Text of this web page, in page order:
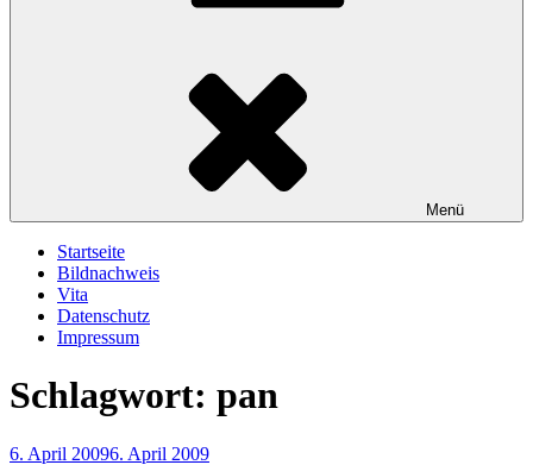
Menü
Startseite
Bildnachweis
Vita
Datenschutz
Impressum
Schlagwort: pan
Veröffentlicht
6. April 20096. April 2009